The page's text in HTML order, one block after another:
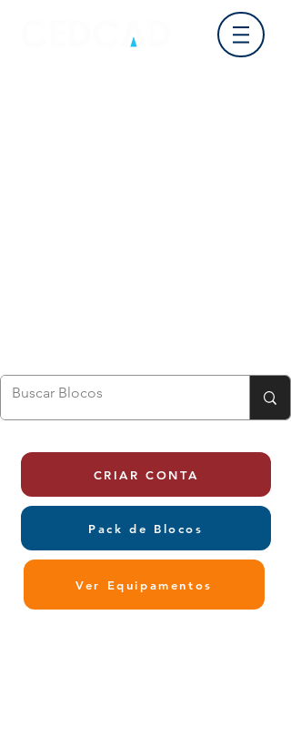
CRIAR CONTA
Pack de Blocos
Ver Equipamentos